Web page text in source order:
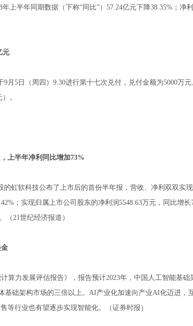
上半年同期数据（下称“同比”）57.24亿元下降38.35%；净
元
月5日（周四）9:30进行第十七次兑付，兑付金额为5000万
。
上半年净利同比增加73%
的虹软科技公布了上市后的首份半年报，营收、净利双双实
；实现归属上市公司股东的净利润5548.63万元，同比增
（21世纪经济报道）
算力发展评估报告》，报告预计2023年，中国人工智能基
基础架构市场的三倍以上。AI产业化加速向产业AI化迈进，
等行业也有望逐步实现智能化。（证券时报）